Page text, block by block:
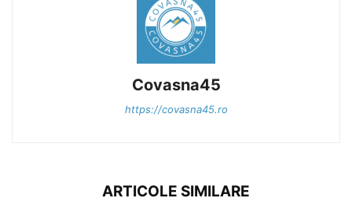
Covasna45
https://covasna45.ro
ARTICOLE SIMILARE